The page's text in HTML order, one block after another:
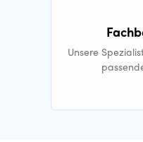
Unsere